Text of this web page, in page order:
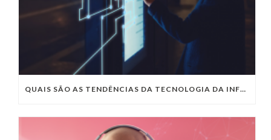
QUAIS SÃO AS TENDÊNCIAS DA TECNOLOGIA DA INFORMAÇÃO PARA 2023?